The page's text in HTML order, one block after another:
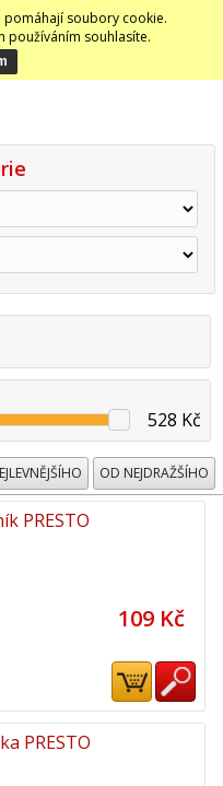
pomáhají soubory cookie.
používáním souhlasíte.
528 Kč
OD NEJDRAŽŠÍHO
PRESTO
109 Kč
PRESTO